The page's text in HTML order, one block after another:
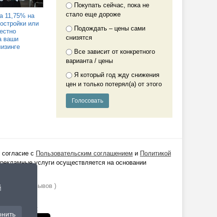
11,75% на
или
ваши
Покупать сейчас, пока не
стало еще дороже
Подождать – цены сами
снизятся
Все зависит от конкретного
варианта / цены
Я который год жду снижения
цен и только потерял(а) от этого
с Пользовательским соглашением и Политикой
услуги осуществляется на основании
отзывов )
Realt Mobile: